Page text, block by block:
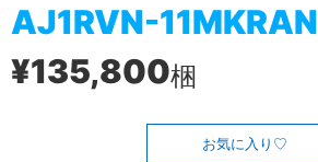
AJ1RVN-11MKRAN
¥135,800梱
お気に入り